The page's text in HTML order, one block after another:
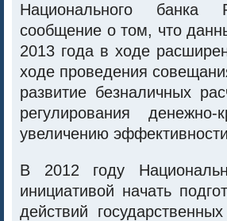
Национального банка
сообщение о том, что
2013 года в ходе
ходе проведения
развитие безналичных
регулирования денежно-
увеличению
В 2012 году
инициативой начать
действий